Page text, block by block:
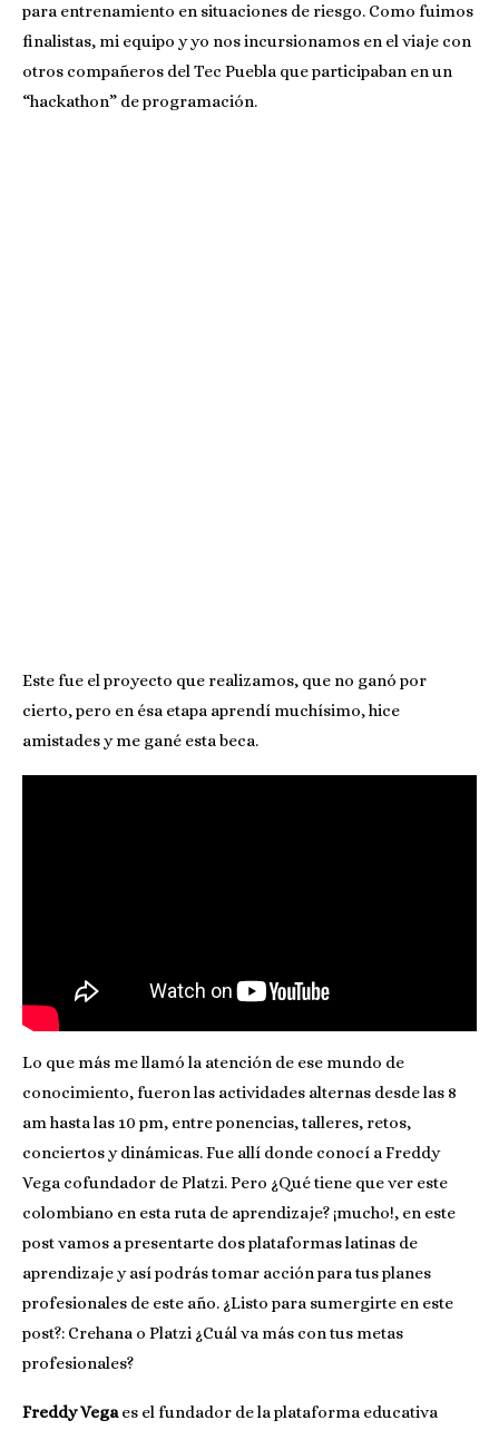
para entrenamiento en situaciones de riesgo. Como fuimos
finalistas, mi equipo y yo nos incursionamos en el viaje con
otros compañeros del Tec Puebla que participaban en un
“hackathon” de programación.
Este fue el proyecto que realizamos, que no ganó por
cierto, pero en ésa etapa aprendí muchísimo, hice
amistades y me gané esta beca.
Lo que más me llamó la atención de ese mundo de
conocimiento, fueron las actividades alternas desde las 8
am hasta las 10 pm, entre ponencias, talleres, retos,
conciertos y dinámicas. Fue allí donde conocí a Freddy
Vega cofundador de Platzi. Pero ¿Qué tiene que ver este
colombiano en esta ruta de aprendizaje? ¡mucho!, en este
post vamos a presentarte dos plataformas latinas de
aprendizaje y así podrás tomar acción para tus planes
profesionales de este año. ¿Listo para sumergirte en este
post?: Crehana o Platzi ¿Cuál va más con tus metas
profesionales?
Freddy Vegaes el fundador de la plataforma educativa